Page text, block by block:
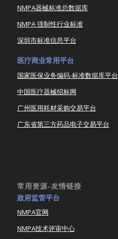
NMPA器械标准总数据库
NMPA 强制性行业标准
深圳市标准信息平台
医疗商业常用平台
国家医保业务编码-标准数据库平台
中国医疗器械招标网
广州医用耗材采购交易平台
广东省第三方药品电子交易平台
常用资源-友情链接
政府监管平台
NMPA官网
NMPA技术评审中心